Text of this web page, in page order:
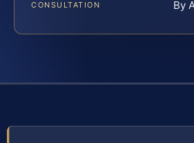
CONSULTATION By